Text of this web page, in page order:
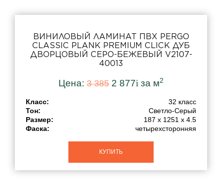
Тип соединения
Влагостойкость
Страна бренда
ВИНИЛОВЫЙ ЛАМИНАТ ПВХ PERGO
CLASSIC PLANK PREMIUM CLICK ДУБ
ДВОРЦОВЫЙ СЕРО-БЕЖЕВЫЙ V2107-
40013
Цена: 3 385 2 877i за м2
Класс:
32 класс
Тон:
Светло-Серый
Размер:
187 x 1251 x 4.5
Фаска:
четырехсторонняя
КУПИТЬ